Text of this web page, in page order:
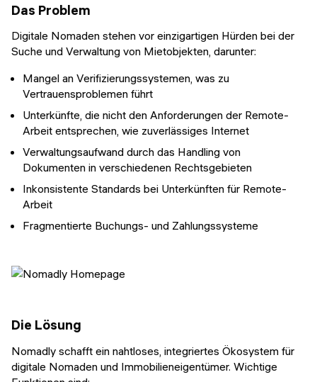
Das Problem
Digitale Nomaden stehen vor einzigartigen Hürden bei der
Suche und Verwaltung von Mietobjekten, darunter:
Mangel an Verifizierungssystemen, was zu
Vertrauensproblemen führt
Unterkünfte, die nicht den Anforderungen der Remote-
Arbeit entsprechen, wie zuverlässiges Internet
Verwaltungsaufwand durch das Handling von
Dokumenten in verschiedenen Rechtsgebieten
Inkonsistente Standards bei Unterkünften für Remote-
Arbeit
Fragmentierte Buchungs- und Zahlungssysteme
Die Lösung
Nomadly schafft ein nahtloses, integriertes Ökosystem für
digitale Nomaden und Immobilieneigentümer. Wichtige